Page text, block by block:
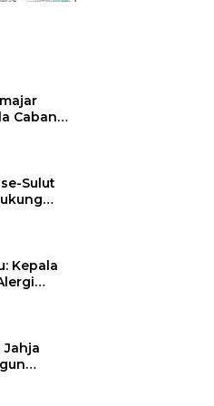
Cabang
se-Sulut
Kepala
Jahja